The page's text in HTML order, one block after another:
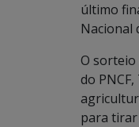
último
Nacional
O sorteio
do
para tirar